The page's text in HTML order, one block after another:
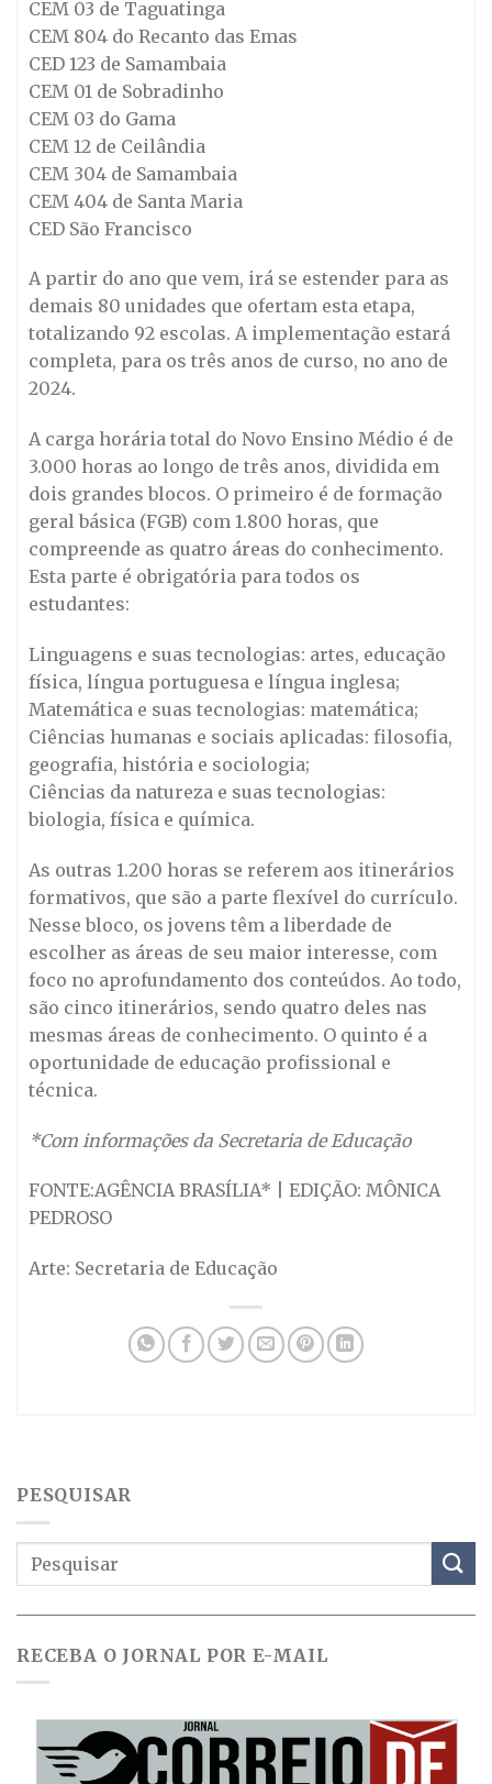
CEM 03 de Taguatinga
CEM 804 do Recanto das Emas
CED 123 de Samambaia
CEM 01 de Sobradinho
CEM 03 do Gama
CEM 12 de Ceilândia
CEM 304 de Samambaia
CEM 404 de Santa Maria
CED São Francisco
A partir do ano que vem, irá se estender para as
demais 80 unidades que ofertam esta etapa,
totalizando 92 escolas. A implementação estará
completa, para os três anos de curso, no ano de
2024.
A carga horária total do Novo Ensino Médio é de
3.000 horas ao longo de três anos, dividida em
dois grandes blocos. O primeiro é de formação
geral básica (FGB) com 1.800 horas, que
compreende as quatro áreas do conhecimento.
Esta parte é obrigatória para todos os
estudantes:
Linguagens e suas tecnologias: artes, educação
física, língua portuguesa e língua inglesa;
Matemática e suas tecnologias: matemática;
Ciências humanas e sociais aplicadas: filosofia,
geografia, história e sociologia;
Ciências da natureza e suas tecnologias:
biologia, física e química.
As outras 1.200 horas se referem aos itinerários
formativos, que são a parte flexível do currículo.
Nesse bloco, os jovens têm a liberdade de
escolher as áreas de seu maior interesse, com
foco no aprofundamento dos conteúdos. Ao todo,
são cinco itinerários, sendo quatro deles nas
mesmas áreas de conhecimento. O quinto é a
oportunidade de educação profissional e
técnica.
*Com informações da Secretaria de Educação
FONTE:AGÊNCIA BRASÍLIA* | EDIÇÃO: MÔNICA
PEDROSO
Arte: Secretaria de Educação
PESQUISAR
RECEBA O JORNAL POR E-MAIL